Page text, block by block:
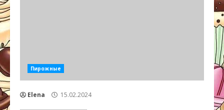
Пирожные
Elena 15.02.2024